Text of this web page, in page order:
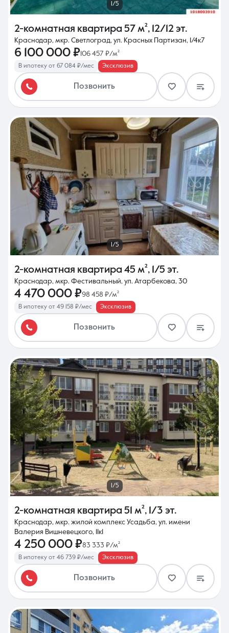
1/5
2-комнатная квартира 57 м², 12/12 эт.
Краснодар, мкр. Светлоград, ул. Красных Партизан, 1/4к7
6 100 000 ₽106 457 ₽/м²
В ипотеку от 67 084 ₽/мес Эксклюзив
Позвонить
1/5
2-комнатная квартира 45 м², 1/5 эт.
Краснодар, мкр. Фестивальный, ул. Атарбекова, 30
4 470 000 ₽98 458 ₽/м²
В ипотеку от 49 158 ₽/мес Эксклюзив
Позвонить
1/5
2-комнатная квартира 51 м², 1/3 эт.
Краснодар, мкр. жилой комплекс Усадьба, ул. имени
Валерия Вишневецкого, 11к1
4 250 000 ₽83 333 ₽/м²
В ипотеку от 46 739 ₽/мес Эксклюзив
Позвонить